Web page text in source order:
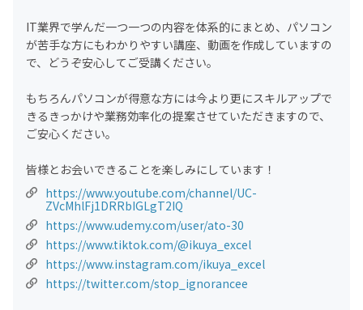
IT業界で学んだ一つ一つの内容を体系的にまとめ、パソコン
が苦手な方にもわかりやすい講座、動画を作成していますの
で、どうぞ安心してご受講ください。
もちろんパソコンが得意な方には今より更にスキルアップで
きるきっかけや業務効率化の提案させていただきますので、
ご安心ください。
皆様とお会いできることを楽しみにしています！
https://www.youtube.com/channel/UC-
ZVcMhlFj1DRRbIGLgT2IQ
https://www.udemy.com/user/ato-30
https://www.tiktok.com/@ikuya_excel
https://www.instagram.com/ikuya_excel
https://twitter.com/stop_ignorancee